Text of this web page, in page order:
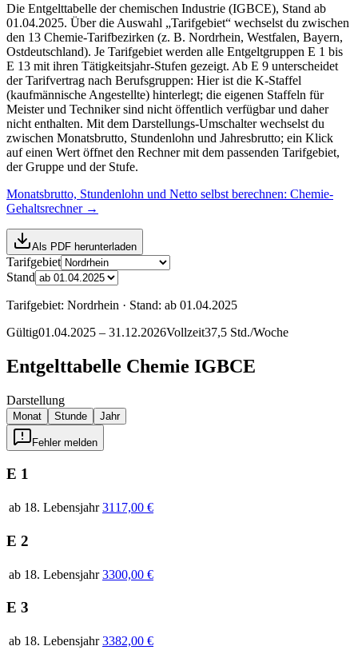
Die Entgelttabelle der chemischen Industrie (IGBCE), Stand ab
01.04.2025. Über die Auswahl „Tarifgebiet“ wechselst du zwischen
den 13 Chemie-Tarifbezirken (z. B. Nordrhein, Westfalen, Bayern,
Ostdeutschland). Je Tarifgebiet werden alle Entgeltgruppen E 1 bis
E 13 mit ihren Tätigkeitsjahr-Stufen gezeigt. Ab E 9 unterscheidet
der Tarifvertrag nach Berufsgruppen: Hier ist die K-Staffel
(kaufmännische Angestellte) hinterlegt; die eigenen Staffeln für
Meister und Techniker sind nicht öffentlich verfügbar und daher
nicht enthalten. Mit dem Darstellungs-Umschalter wechselst du
zwischen Monatsbrutto, Stundenlohn und Jahresbrutto; ein Klick
auf einen Wert öffnet den Rechner mit dem passenden Tarifgebiet,
der Gruppe und der Stufe.
Monatsbrutto, Stundenlohn und Netto selbst berechnen: Chemie-
Gehaltsrechner→
Als PDF herunterladen
Tarifgebiet
Stand
Tarifgebiet: Nordrhein · Stand: ab 01.04.2025
Gültig01.04.2025 – 31.12.2026Vollzeit37,5 Std./Woche
Entgelttabelle Chemie IGBCE
Darstellung
Monat Stunde Jahr
Fehler melden
E 1
ab 18. Lebensjahr 3117,00 €
E 2
ab 18. Lebensjahr 3300,00 €
E 3
ab 18. Lebensjahr 3382,00 €